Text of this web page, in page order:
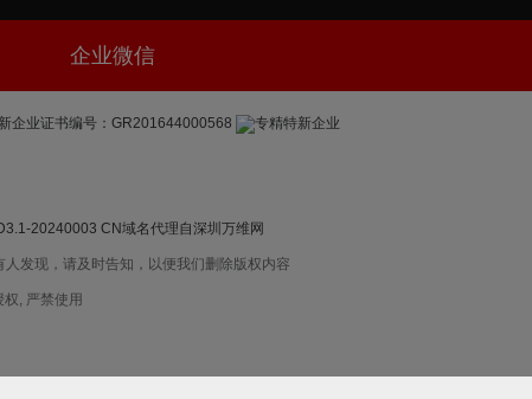
企业微信
企业证书编号：GR201644000568
20240003 CN域名代理自深圳万维网
发现，请及时告知，以便我们删除版权内容
, 严禁使用